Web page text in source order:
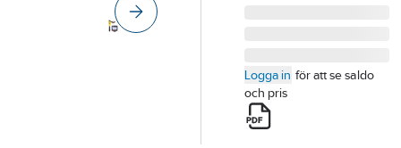
Logga in för att se saldo
och pris